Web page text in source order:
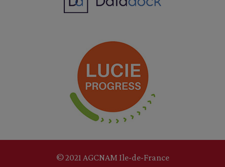
© 2021 AGCNAM Ile-de-France